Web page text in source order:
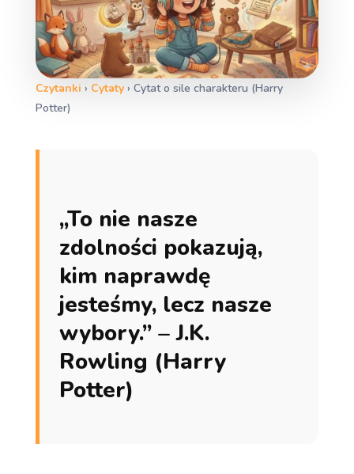
Czytanki › Cytaty› Cytat o sile charakteru (Harry
Potter)
„To nie nasze
zdolności pokazują,
kim naprawdę
jesteśmy, lecz nasze
wybory.” – J.K.
Rowling (Harry
Potter)